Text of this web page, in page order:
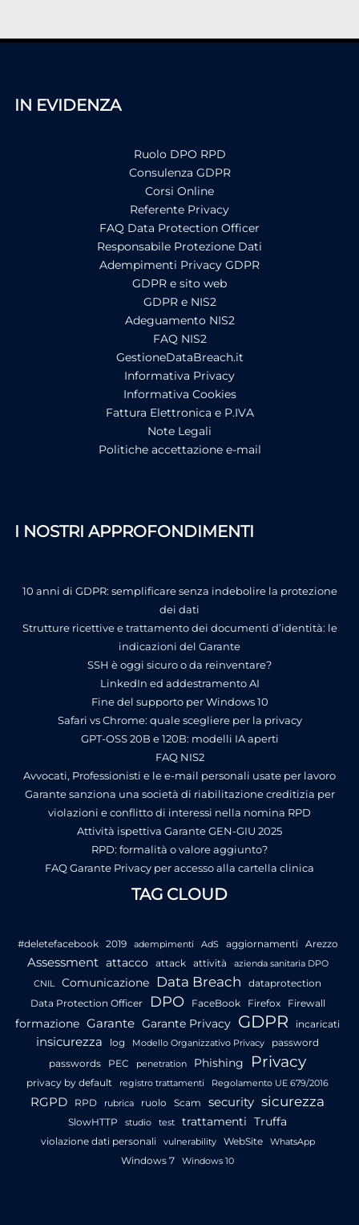
IN EVIDENZA
Ruolo DPO RPD
Consulenza GDPR
Corsi Online
Referente Privacy
FAQ Data Protection Officer
Responsabile Protezione Dati
Adempimenti Privacy GDPR
GDPR e sito web
GDPR e NIS2
Adeguamento NIS2
FAQ NIS2
GestioneDataBreach.it
Informativa Privacy
Informativa Cookies
Fattura Elettronica e P.IVA
Note Legali
Politiche accettazione e-mail
I NOSTRI APPROFONDIMENTI
10 anni di GDPR: semplificare senza indebolire la protezione
dei dati
Strutture ricettive e trattamento dei documenti d’identità: le
indicazioni del Garante
SSH è oggi sicuro o da reinventare?
LinkedIn ed addestramento AI
Fine del supporto per Windows 10
Safari vs Chrome: quale scegliere per la privacy
GPT-OSS 20B e 120B: modelli IA aperti
FAQ NIS2
Avvocati, Professionisti e le e-mail personali usate per lavoro
Garante sanziona una società di riabilitazione creditizia per
violazioni e conflitto di interessi nella nomina RPD
Attività ispettiva Garante GEN-GIU 2025
RPD: formalità o valore aggiunto?
FAQ Garante Privacy per accesso alla cartella clinica
TAG CLOUD
#deletefacebook 2019 adempimenti AdS aggiornamenti Arezzo
Assessment attacco attack attività
azienda sanitaria DPO
CNIL
Comunicazione Data Breach
dataprotection
Data Protection Officer
DPO FaceBook Firefox Firewall
formazione Garante Garante Privacy GDPR incaricati
insicurezza log Modello Organizzativo Privacy
password
passwords
PEC penetration Phishing Privacy
privacy by default registro trattamenti Regolamento UE 679/2016
RGPD RPD rubrica ruolo Scam security sicurezza
SlowHTTP studio test trattamenti Truffa
violazione dati personali vulnerability WebSite WhatsApp
Windows 7 Windows 10